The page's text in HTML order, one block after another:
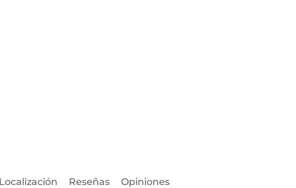
Localización Reseñas Opiniones